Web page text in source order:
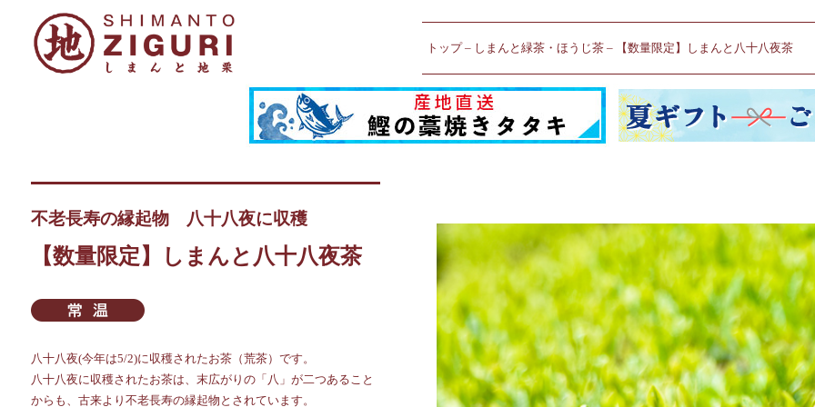
トップ しまんと緑茶・ほうじ茶 【数量限定】しまんと八十八夜茶
不老長寿の縁起物 八十八夜に収穫
【数量限定】しまんと八十八夜茶
八十八夜(今年は5/2)に収穫されたお茶（荒茶）です。
八十八夜に収穫されたお茶は、末広がりの「八」が二つあること
からも、古来より不老長寿の縁起物とされています。